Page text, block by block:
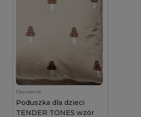
Decordruk
Poduszka dla dzieci
TENDER TONES wzór